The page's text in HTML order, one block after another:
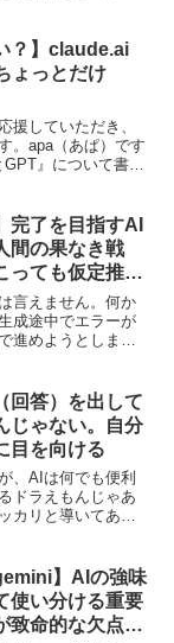
あります。それで
んだと感じます。
？】claude.ai
ょっとだけ
援していただき、
。apa（あぱ）です
』について書い
ることは限られて
完了を目指すAI
間の果なき戦
っても仮定推定
意
言えません。何か
成途中でエラーが
進めようとしま
ます。
回答）を出して
じゃない。自分
目を向ける
、AIは何でも便利
ドラえもんじゃあ
カリと導いてあげ
はとても大事なこ
】AIの強味
使い分ける重要
致命的な欠点を